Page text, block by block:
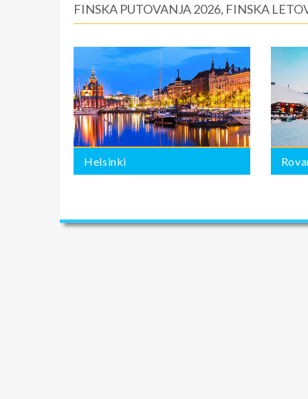
FINSKA PUTOVANJA 2026, FINSKA
Helsinki
Rovaniemi (Laponija)
BROJ PONUDA:0